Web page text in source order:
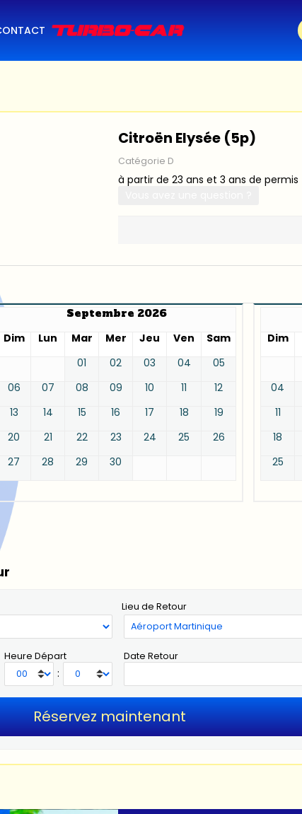
Citroën Elysée (5p)
Catégorie D
à partir de 23 ans et 3 ans de permis
Septembre 2026
Dim
Lun Mar Mer Jeu Ven
Sam
01
02 03 04
05
06
07 08 09 10 11
12
13
14 15 16 17 18
19
20
21 22 23 24 25
26
27
28 29 30
Dim
04
11
18
25
Lieu de Retour
Heure Départ
:
Date Retour